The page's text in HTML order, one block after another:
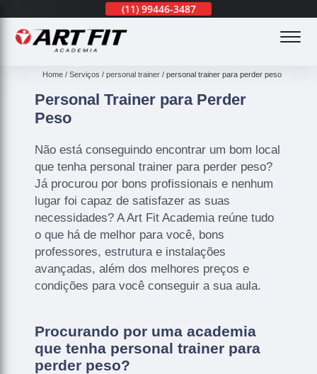
(11) 99446-3487 (11)
Home Serviços personal trainer personal trainer para perder peso
Personal Trainer para Perder
Peso
Não está conseguindo encontrar um bom local
que tenha personal trainer para perder peso?
Já procurou por bons profissionais e nenhum
lugar foi capaz de satisfazer as suas
necessidades? A Art Fit Academia reúne tudo
o que há de melhor para você, bons
professores, estrutura e instalações
avançadas, além dos melhores preços e
condições para você conseguir a sua aula.
Procurando por uma academia
que tenha personal trainer para
perder peso?